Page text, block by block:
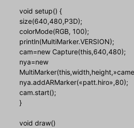
void setup() {
size(640,480,P3D);
colorMode(RGB, 100);
println(MultiMarker.VERSION);
cam=new Capture(this,640,480);
nya=new
nya.addARMarker(«patt.hiro»,80);
cam.start();
}
void draw()